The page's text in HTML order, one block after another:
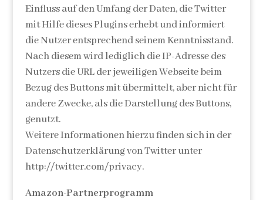
Einfluss auf den Umfang der Daten, die Twitter
mit Hilfe dieses Plugins erhebt und informiert
die Nutzer entsprechend seinem Kenntnisstand.
Nach diesem wird lediglich die IP-Adresse des
Nutzers die URL der jeweiligen Webseite beim
Bezug des Buttons mit übermittelt, aber nicht für
andere Zwecke, als die Darstellung des Buttons,
genutzt.
Weitere Informationen hierzu finden sich in der
Datenschutzerklärung von Twitter unter
http://twitter.com/privacy.
Amazon-Partnerprogramm